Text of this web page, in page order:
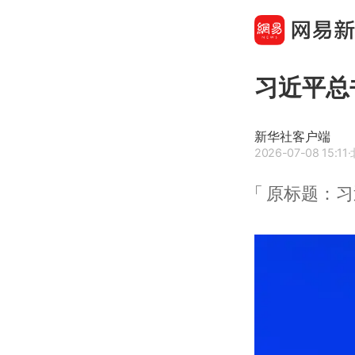
习近平
新华社客户端
2026-07-08 15:11
原标题：